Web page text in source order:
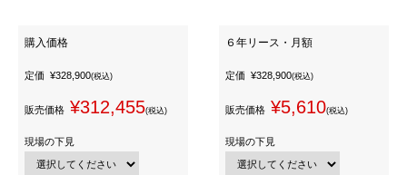
購入価格
定価 ¥328,900(税込)
販売価格 ¥312,455(税込)
現場の下見
６年リース・月額
定価 ¥328,900(税込)
販売価格 ¥5,610(税込)
現場の下見